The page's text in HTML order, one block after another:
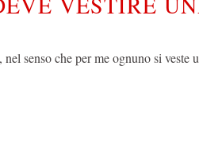
senso che per me ognuno si veste